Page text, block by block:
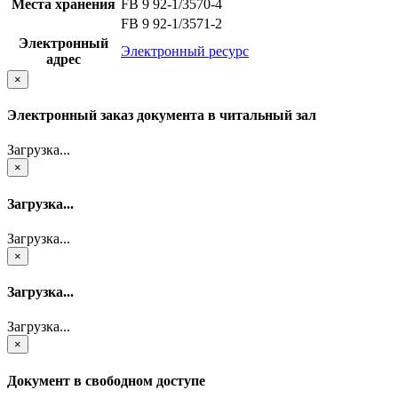
Места хранения FB 9 92-1/3570-4
FB 9 92-1/3571-2
Электронный
адрес
Электронный ресурс
×
Электронный заказ документа в читальный зал
Загрузка...
×
Загрузка...
Загрузка...
×
Загрузка...
Загрузка...
×
Документ в свободном доступе